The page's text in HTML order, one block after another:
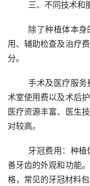
三、不同技术和
用、辅助检查及治疗
分。
	手术及医疗服务费：包括医生的手术费、麻醉费、手
术室使用费以及术后
医疗资源丰富、医生
对较高。
善牙齿的外观和功能
格，常见的牙冠材料包